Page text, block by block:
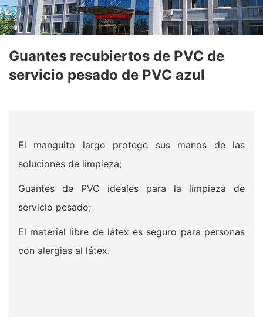
Guantes recubiertos de PVC de
servicio pesado de PVC azul
El manguito largo protege sus manos de las
soluciones de limpieza;
Guantes de PVC ideales para la limpieza de
servicio pesado;
El material libre de látex es seguro para personas
con alergias al látex.